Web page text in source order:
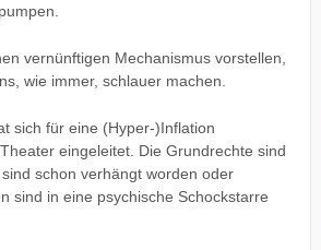
vernünftigen Mechanismus vorstellen,
wie immer, schlauer machen.
sich für eine (Hyper-)Inflation
eingeleitet. Die Grundrechte sind
schon verhängt worden oder
sind in eine psychische Schockstarre